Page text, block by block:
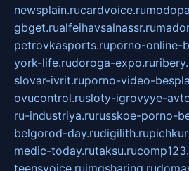
newsplain.rucardvoice.ru
gbget.rualfeihavsalnassr.ru
petrovkasports.ruporno-online-
york-life.rudoroga-expo.ru
slovar-ivrit.ruporno-video-
ovucontrol.rusloty-igrovyye-
ru-industriya.rurusskoe-porno-
belgorod-day.rudigilith.ru
medic-today.rutaksu.ru
teensvoice.ruimgsharing.ru